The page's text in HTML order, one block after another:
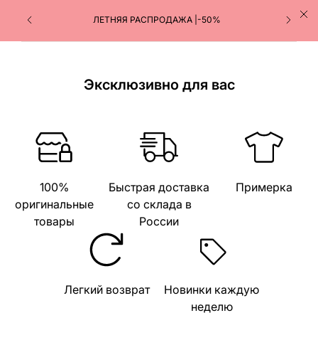
ЛЕТНЯЯ РАСПРОДАЖА |-50%
Эксклюзивно для вас
100%
оригинальные
товары
Быстрая доставка
со склада в
России
Примерка
Легкий возврат
Новинки каждую
неделю